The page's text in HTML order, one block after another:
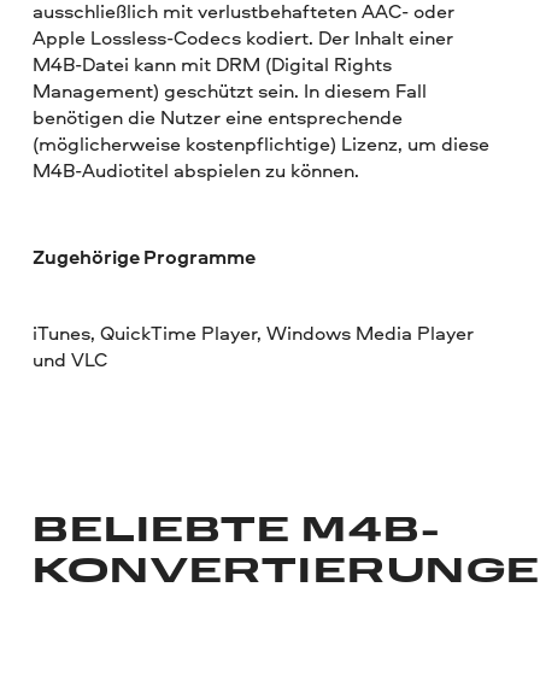
ausschließlich mit verlustbehafteten AAC- oder
Apple Lossless-Codecs kodiert. Der Inhalt einer
M4B-Datei kann mit DRM (Digital Rights
Management) geschützt sein. In diesem Fall
benötigen die Nutzer eine entsprechende
(möglicherweise kostenpflichtige) Lizenz, um diese
M4B-Audiotitel abspielen zu können.
Zugehörige Programme
iTunes, QuickTime Player, Windows Media Player
und VLC
BELIEBTE M4B-